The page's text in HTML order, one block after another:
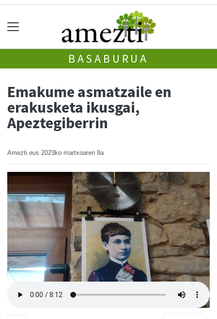
BASABURUA
Emakume asmatzaile en
erakusketa ikusgai,
Apeztegiberrin
Amezti.eus 2023ko martxoaren 8a